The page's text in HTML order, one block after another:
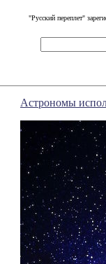
"Русский переплет"
Астрономы